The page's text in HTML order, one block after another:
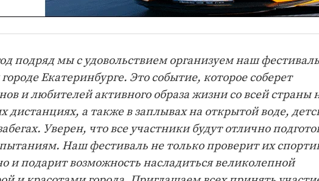
подряд мы с удовольствием организуем наш
Екатеринбурге. Это событие, которое соберет
и любителей активного образа жизни со всей страны
дистанциях, а также в заплывах на открытой воде,
Уверен, что все участники будут отлично
Наш фестиваль не только проверит их
и подарит возможность насладиться великолепной